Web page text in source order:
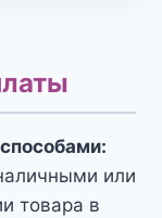
или
товара в